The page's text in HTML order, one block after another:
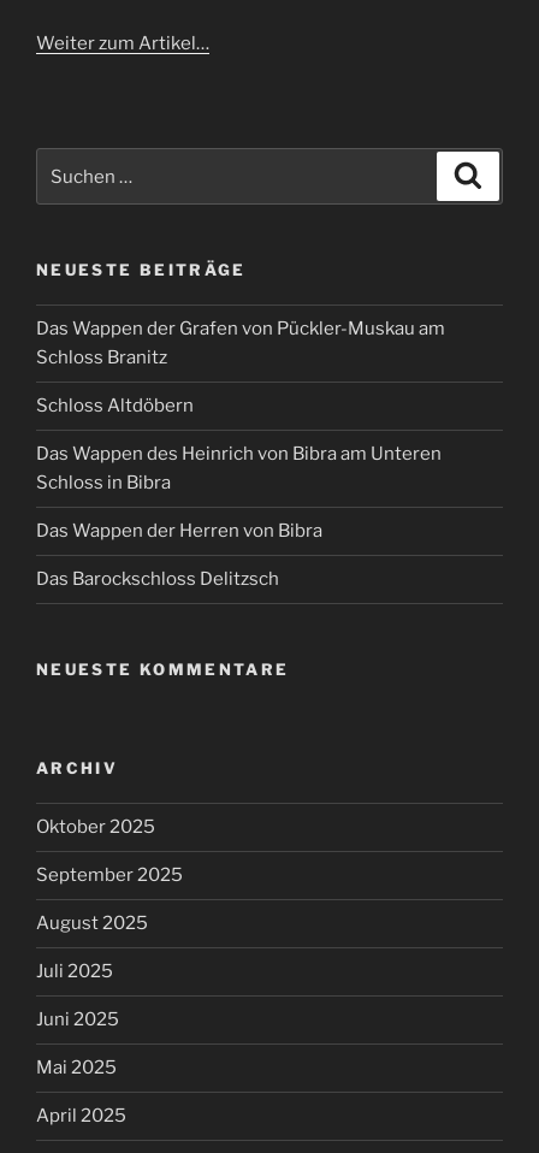
Weiter zum Artikel…
NEUESTE BEITRÄGE
Das Wappen der Grafen von Pückler-Muskau am
Schloss Branitz
Schloss Altdöbern
Das Wappen des Heinrich von Bibra am Unteren
Schloss in Bibra
Das Wappen der Herren von Bibra
Das Barockschloss Delitzsch
NEUESTE KOMMENTARE
ARCHIV
Oktober 2025
September 2025
August 2025
Juli 2025
Juni 2025
Mai 2025
April 2025